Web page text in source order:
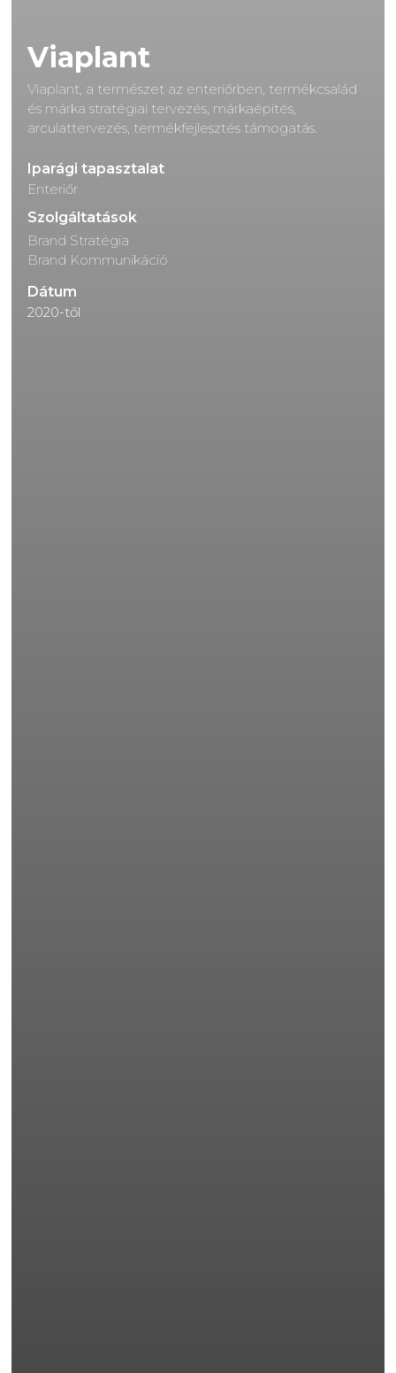
Viaplant
Viaplant, a természet az enteriőrben, termékcsalád
és márka stratégiai tervezés, márkaépítés,
arculattervezés, termékfejlesztés támogatás.
Iparági tapasztalat
Enteriőr
Szolgáltatások
Brand Stratégia
Brand Kommunikáció
Dátum
2020-től